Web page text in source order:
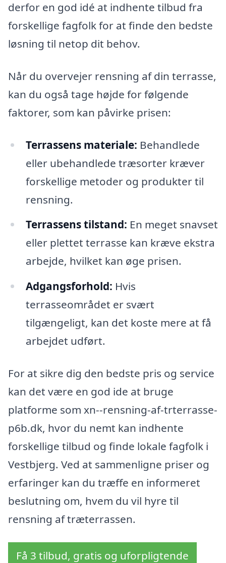
derfor en god idé at indhente tilbud fra
forskellige fagfolk for at finde den bedste
løsning til netop dit behov.
Når du overvejer rensning af din terrasse,
kan du også tage højde for følgende
faktorer, som kan påvirke prisen:
Terrassens materiale: Behandlede
eller ubehandlede træsorter kræver
forskellige metoder og produkter til
rensning.
Terrassens tilstand: En meget snavset
eller plettet terrasse kan kræve ekstra
arbejde, hvilket kan øge prisen.
Adgangsforhold: Hvis
terrasseområdet er svært
tilgængeligt, kan det koste mere at få
arbejdet udført.
For at sikre dig den bedste pris og service
kan det være en god ide at bruge
platforme som xn--rensning-af-trterrasse-
p6b.dk, hvor du nemt kan indhente
forskellige tilbud og finde lokale fagfolk i
Vestbjerg. Ved at sammenligne priser og
erfaringer kan du træffe en informeret
beslutning om, hvem du vil hyre til
rensning af træterrassen.
Få 3 tilbud, gratis og uforpligtende